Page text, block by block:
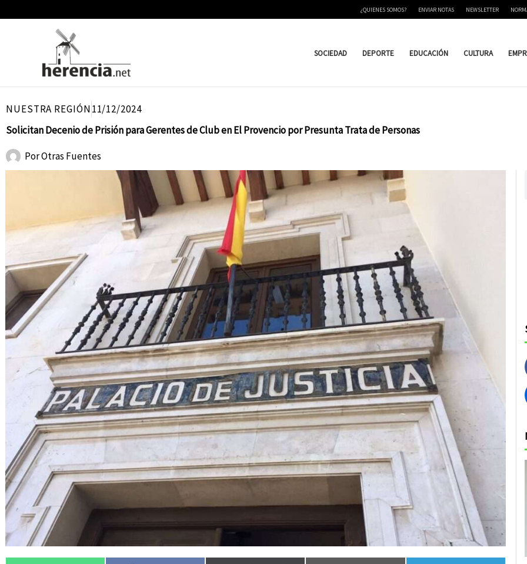
¿QUIENES SOMOS? ENVIAR NOTAS NEWSLETTER
SOCIEDAD DEPORTE EDUCACIÓN CULTURA
NUESTRA REGIÓN11/12/2024
Solicitan Decenio de Prisión para Gerentes de Club en El Provencio por Presunta Trata de Personas
PorOtras Fuentes
Compartir
en
Compartir
en
Compartir
en
Compartir
en
Compartir
en
Compartir
en
Compartir
en
Compartir
en
Compartir
en
Compartir
en